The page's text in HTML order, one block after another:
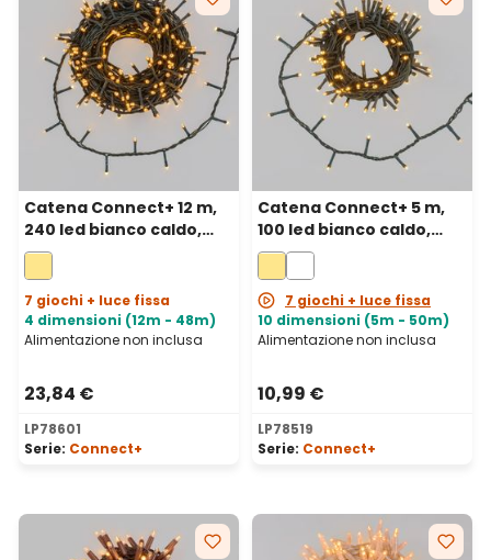
Catena Connect+ 12 m,
240 led bianco caldo,
cavo verde,
prolungabile
7 giochi + luce fissa
4 dimensioni (12m - 48m)
Alimentazione non inclusa
23,84 €
LP78601
Serie: Connect+
Catena Connect+ 5 m,
100 led bianco caldo,
cavo verde,
prolungabile
7 giochi + luce fissa
10 dimensioni (5m - 50m)
Alimentazione non inclusa
10,99 €
LP78519
Serie: Connect+